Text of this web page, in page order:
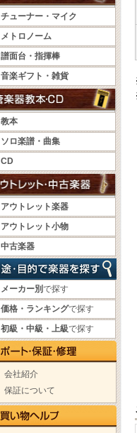
チューナー・マイク
メトロノーム
譜面台・指揮棒
音楽ギフト・雑貨
教本
ソロ楽譜・曲集
CD
アウトレット楽器
アウトレット小物
中古楽器
メーカー別で探す
価格・ランキングで探す
初級・中級・上級で探す
会社紹介
保証について